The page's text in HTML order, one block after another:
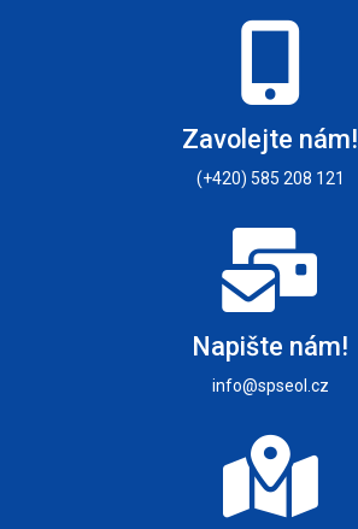
Zavolejte nám!
(+420) 585 208 121
Napište nám!
info@spseol.cz